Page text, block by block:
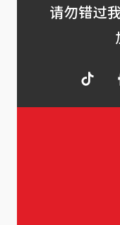
请勿错过